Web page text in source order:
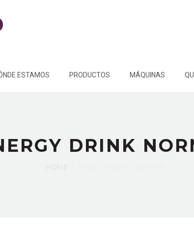
ESTAMOS PRODUCTOS MÁQUINAS
DRINK
HOME